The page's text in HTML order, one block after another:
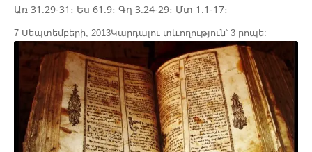
Առ 31.29-31։ Ես 61.9։ Գղ 3.24-29։ Մտ 1.1-17։
7 Սեպտեմբերի, 2013Կարդալու տևողություն՝ 3 րոպե: